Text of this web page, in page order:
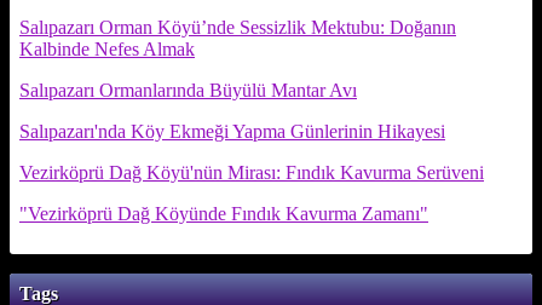
Salıpazarı Orman Köyü’nde Sessizlik Mektubu: Doğanın
Kalbinde Nefes Almak
Salıpazarı Ormanlarında Büyülü Mantar Avı
Salıpazarı'nda Köy Ekmeği Yapma Günlerinin Hikayesi
Vezirköprü Dağ Köyü'nün Mirası: Fındık Kavurma Serüveni
"Vezirköprü Dağ Köyünde Fındık Kavurma Zamanı"
Tags